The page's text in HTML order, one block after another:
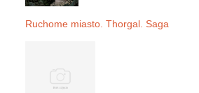
Ruchome miasto. Thorgal. Saga